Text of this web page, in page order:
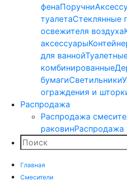
фенаПоручни
туалетаСтеклянные
освежителя воздуха
аксессуары
для ванной
комбинированные
бумагиСветильники
ограждения и
Распродажа
Распродажа
раковинРаспродажа
Поиск
Главная
Смесители